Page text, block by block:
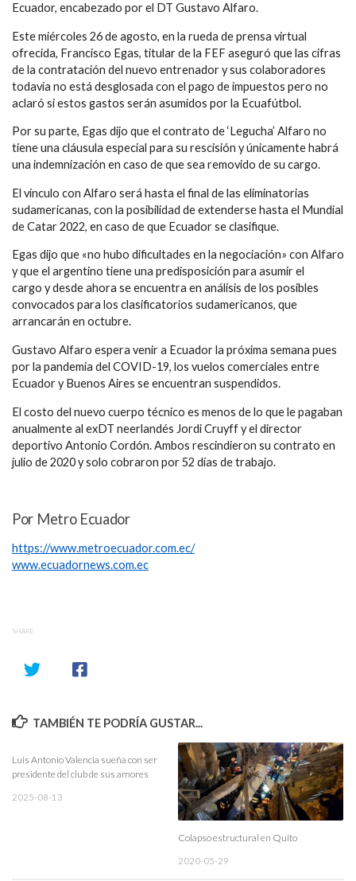
Ecuador, encabezado por el DT Gustavo Alfaro.
Este miércoles 26 de agosto, en la rueda de prensa virtual
ofrecida, Francisco Egas, titular de la FEF aseguró que las cifras
de la contratación del nuevo entrenador y sus colaboradores
todavía no está desglosada con el pago de impuestos pero no
aclaró si estos gastos serán asumidos por la Ecuafútbol.
Por su parte, Egas dijo que el contrato de ‘Legucha’ Alfaro no
tiene una cláusula especial para su rescisión y únicamente habrá
una indemnización en caso de que sea removido de su cargo.
El vínculo con Alfaro será hasta el final de las eliminatorias
sudamericanas, con la posibilidad de extenderse hasta el Mundial
de Catar 2022, en caso de que Ecuador se clasifique.
Egas dijo que «no hubo dificultades en la negociación» con Alfaro
y que el argentino tiene una predisposición para asumir el
cargo y desde ahora se encuentra en análisis de los posibles
convocados para los clasificatorios sudamericanos, que
arrancarán en octubre.
Gustavo Alfaro espera venir a Ecuador la próxima semana pues
por la pandemia del COVID-19, los vuelos comerciales entre
Ecuador y Buenos Aires se encuentran suspendidos.
El costo del nuevo cuerpo técnico es menos de lo que le pagaban
anualmente al exDT neerlandés Jordi Cruyff y el director
deportivo Antonio Cordón. Ambos rescindieron su contrato en
julio de 2020 y solo cobraron por 52 días de trabajo.
Por Metro Ecuador
https://www.metroecuador.com.ec/
www.ecuadornews.com.ec
SHARE
TAMBIÉN TE PODRÍA GUSTAR...
Luis Antonio Valencia sueña con ser
presidente del club de sus amores
2025-08-13
Colapso estructural en Quito
2020-05-29